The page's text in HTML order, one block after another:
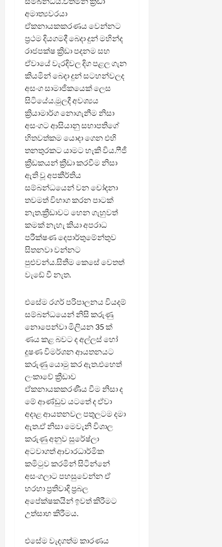
අමාත්‍යවරයා
ඒකනායකකරණය වෙන්නට
ප්‍රථම දියගමදී බෙදා දුන් මහින්ද
රාජපක්ෂ ක්‍රිඩා පදනම සහ
ඒවායේ වැරදිවල දිග පළල ගැන
කියමින් බෙදා දුන් සටහන්වලද
අසංග සාමාජිකයෙක් ලෙස
සිටියේය.මුලදී අවශ්‍යය
ක්‍රියාමාර්ග නොගැනීම නිසා
අසංගට ආසියානු සභාපතිගේ
හිතවත්කම යොදා ගෙන එහි
තනතුරකට යාමට හැකි විය.ෆීජී
ක්‍රීඩකයන් ක්‍රීඩා කරවීම නිසා
ඇති වූ අපකීර්තිය
සම්බන්ධයෙන් වන චෝදනා
තවමත් විභාග කරන පාටක්
නැත.ක්‍රීඩාවට හෙන ගැහුවත්
කමක් නැහැ කියා අපරාධ
පරීක්ෂණ දෙපාර්තුමේන්තුව
සිතනවා වන්නට
පුළුවන්ය.සිතීම කෙසේ වෙතත්
වැඩේ වී නැත.
එසේම රගර් පරිපාලනය වියදම්
සම්බන්ධයෙන් නිසි කරුණු
නොපෙන්වා මිලියන 35 ක්
ණය කළ බවට ද අල්ලස් හෝ
දූෂණ විමර්ශන ආයතනයට
කරුණු යොමු කර ඇත.එහෙත්
ලංකාවේ ක්‍රීඩාව
ඒකනායකකරණීය වීම නිසා ද
මේ ආණ්ඩුව යටතේ ද ඒවා
අදාළ ආයතනවල පතුලටම දමා
ඇත.ඒ නිසා මෙවැනි විශාල
කරුණු අනුව සුරේෂ්ලා
අටවාගත් ආචාරධාර්මික
කමිටුව කරමින් සිටින්නේ
අසංගලාට පහසුවෙන්න ඒ
හරහා ප්‍රතිවාදි ප්‍රබල
අපේක්ෂකයින් ඉවත් කිරීමට
උත්සාහ කිරීමය.
එසේම වැදගත්ම කාරණය